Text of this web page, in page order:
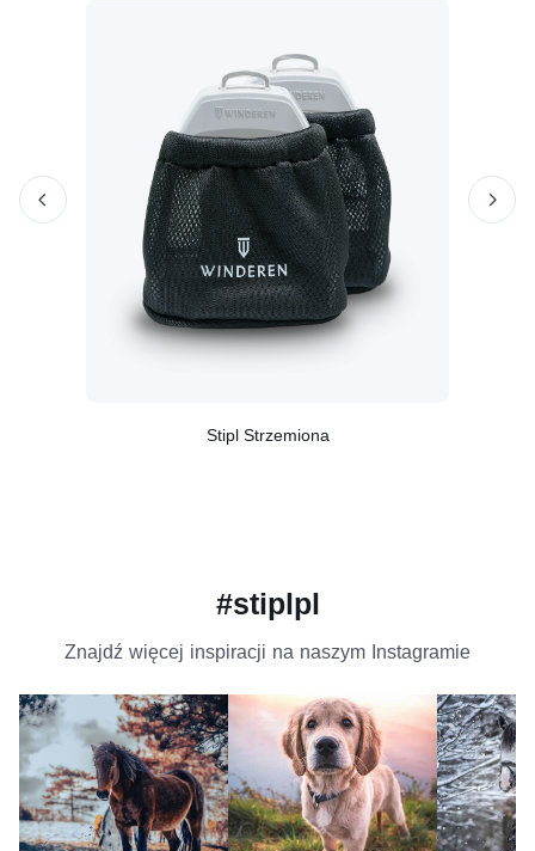
Stipl Strzemiona
#stiplpl
Znajdź więcej inspiracji na naszym Instagramie